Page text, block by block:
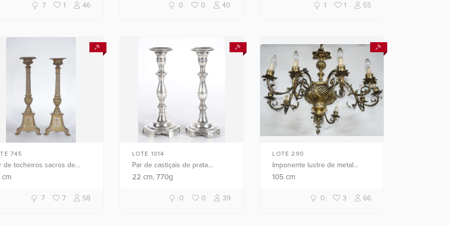
7 1 46
bola. Peso da prata: 1090 g. (P...
0 0 40 1 1 55
745
de tocheiros sacros de
dourado (pequenos
cm
7 7 58
LOTE 1014
Par de castiçais de prata
contrastada. Peso da prata: 770
peça não se encontra naloja).
22 cm, 770g
0 0 39
LOTE 290
Imponente lustre de metal
dourado e bronze, bojo vazado,
105cm
0 3 66